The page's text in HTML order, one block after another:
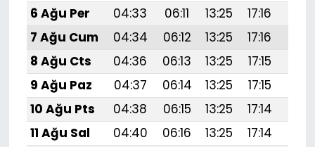
6 Ağu Per
04:33 06:11 13:25 17:16
7 Ağu Cum
04:34 06:12 13:25 17:16
8 Ağu Cts
04:36 06:13 13:25 17:15
9 Ağu Paz
04:37 06:14 13:25 17:15
10 Ağu Pts
04:38 06:15 13:25 17:14
11 Ağu Sal
04:40 06:16 13:25 17:14